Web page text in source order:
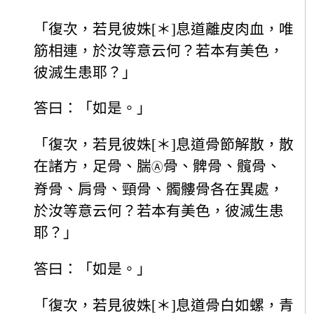
「復次，若見彼姝[＊]息道離皮肉血，唯
筋相連，於汝等意云何？若本有美色，
彼滅生患耶？」
答曰：「如是。」
「復次，若見彼姝[＊]息道骨節解散，散
在諸方，足骨、腨Ⓐ骨、髀骨、髖骨、
脊骨、肩骨、頸骨、髑髏骨各在異處，
於汝等意云何？若本有美色，彼滅生患
耶？」
答曰：「如是。」
「復次，若見彼姝[＊]息道骨白如螺，青